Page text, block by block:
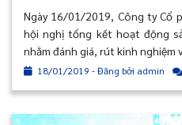
Ngày 16/01/2019, Công ty Cổ
hội nghị tổng kết hoạt động
nhằm đánh giá, rút kinh nghiệm
hướng hoạt động năm 2019.
18/01/2019 - Đăng bởi admin